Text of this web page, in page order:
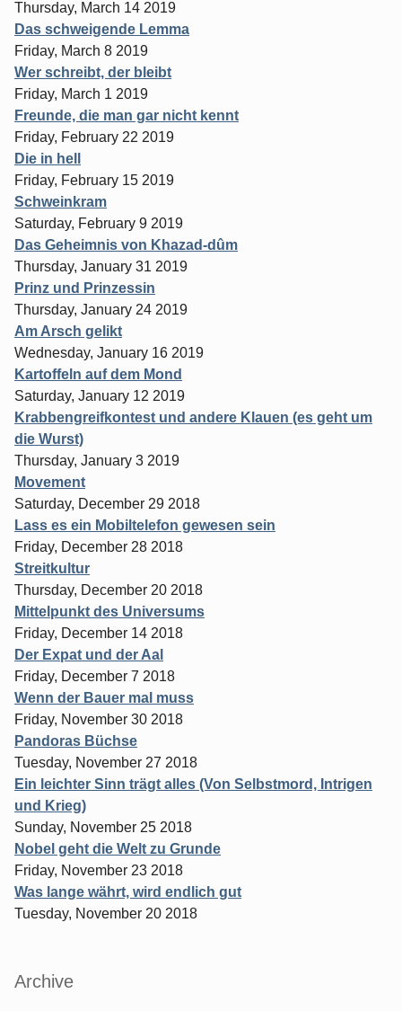
Thursday, March 14 2019
Das schweigende Lemma
Friday, March 8 2019
Wer schreibt, der bleibt
Friday, March 1 2019
Freunde, die man gar nicht kennt
Friday, February 22 2019
Die in hell
Friday, February 15 2019
Schweinkram
Saturday, February 9 2019
Das Geheimnis von Khazad-dûm
Thursday, January 31 2019
Prinz und Prinzessin
Thursday, January 24 2019
Am Arsch gelikt
Wednesday, January 16 2019
Kartoffeln auf dem Mond
Saturday, January 12 2019
Krabbengreifkontest und andere Klauen (es geht um
die Wurst)
Thursday, January 3 2019
Movement
Saturday, December 29 2018
Lass es ein Mobiltelefon gewesen sein
Friday, December 28 2018
Streitkultur
Thursday, December 20 2018
Mittelpunkt des Universums
Friday, December 14 2018
Der Expat und der Aal
Friday, December 7 2018
Wenn der Bauer mal muss
Friday, November 30 2018
Pandoras Büchse
Tuesday, November 27 2018
Ein leichter Sinn trägt alles (Von Selbstmord, Intrigen
und Krieg)
Sunday, November 25 2018
Nobel geht die Welt zu Grunde
Friday, November 23 2018
Was lange währt, wird endlich gut
Tuesday, November 20 2018
Archive